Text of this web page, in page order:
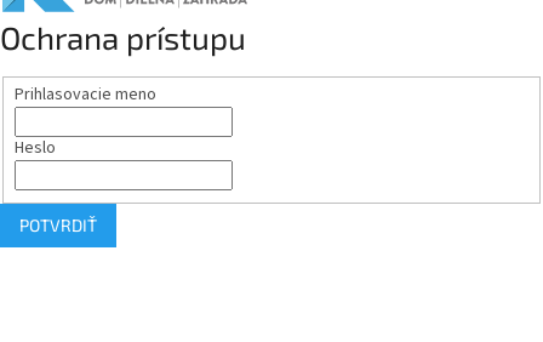
Ochrana prístupu
Prihlasovacie meno
Heslo
POTVRDIŤ